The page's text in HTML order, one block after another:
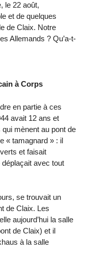
le 22 août,
et de quelques
de Claix. Notre
Allemands ? Qu’a-t-
à Corps
en partie à ces
avait 12 ans et
mènent au pont de
« tamagnard » : il
et faisait
avec tout
se trouvait un
de Claix. Les
aujourd’hui la salle
de Claix) et il
à la salle